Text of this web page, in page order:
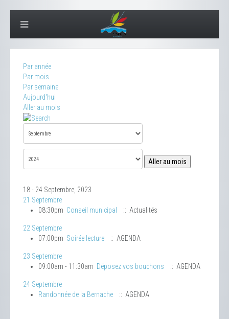
Par année
Par mois
Par semaine
Aujourd'hui
Aller au mois
Aller au mois
18 - 24 Septembre, 2023
21 Septembre
08:30pm Conseil municipal :: Actualités
22 Septembre
07:00pm Soirée lecture :: AGENDA
23 Septembre
09:00am - 11:30am Déposez vos bouchons :: AGENDA
24 Septembre
Randonnée de la Bernache
:: AGENDA